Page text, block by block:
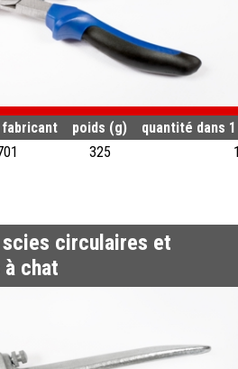
fabricant poids (g)
quantité dans
325
circulaires et
chat